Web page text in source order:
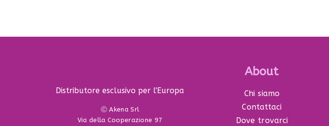
Distributore esclusivo per l'Europa
Ⓒ Akena Srl
Via della Cooperazione 97
About
Chi siamo
Contattaci
Dove trovarci